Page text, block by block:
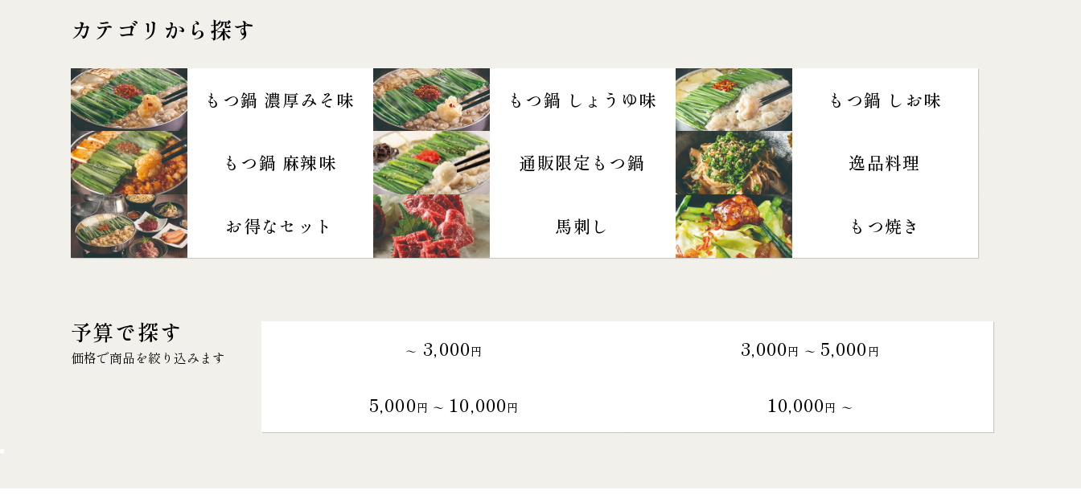
カテゴリから探す
もつ鍋 濃厚みそ味 もつ鍋 しょうゆ味 もつ鍋 しお味
もつ鍋 麻辣味 通販限定もつ鍋 逸品料理
お得なセット 馬刺し もつ焼き
予算で探す
価格で商品を絞り込みます ～ 3,000円 3,000円 〜 5,000円
5,000円 〜 10,000円 10,000円 〜